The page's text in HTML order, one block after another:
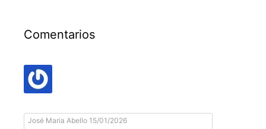
Comentarios
José Maria Abello 15/01/2026